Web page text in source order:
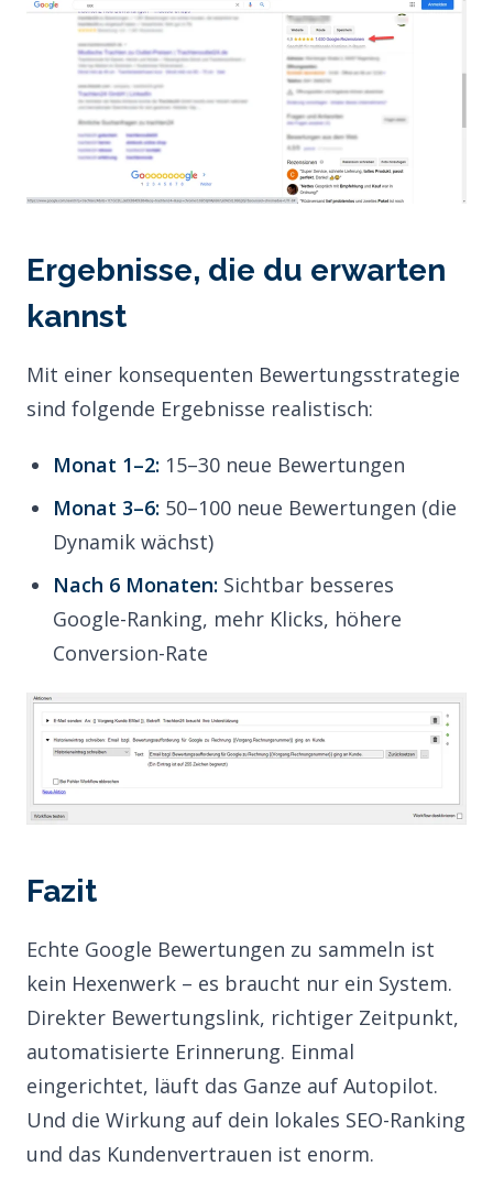
Ergebnisse, die du erwarten
kannst
Mit einer konsequenten Bewertungsstrategie
sind folgende Ergebnisse realistisch:
Monat 1–2: 15–30 neue Bewertungen
Monat 3–6: 50–100 neue Bewertungen (die
Dynamik wächst)
Nach 6 Monaten: Sichtbar besseres
Google-Ranking, mehr Klicks, höhere
Conversion-Rate
Fazit
Echte Google Bewertungen zu sammeln ist
kein Hexenwerk – es braucht nur ein System.
Direkter Bewertungslink, richtiger Zeitpunkt,
automatisierte Erinnerung. Einmal
eingerichtet, läuft das Ganze auf Autopilot.
Und die Wirkung auf dein lokales SEO-Ranking
und das Kundenvertrauen ist enorm.